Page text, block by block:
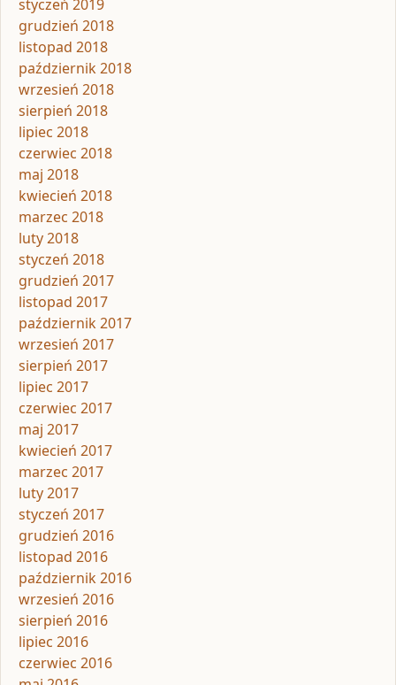
styczeń 2019
grudzień 2018
listopad 2018
październik 2018
wrzesień 2018
sierpień 2018
lipiec 2018
czerwiec 2018
maj 2018
kwiecień 2018
marzec 2018
luty 2018
styczeń 2018
grudzień 2017
listopad 2017
październik 2017
wrzesień 2017
sierpień 2017
lipiec 2017
czerwiec 2017
maj 2017
kwiecień 2017
marzec 2017
luty 2017
styczeń 2017
grudzień 2016
listopad 2016
październik 2016
wrzesień 2016
sierpień 2016
lipiec 2016
czerwiec 2016